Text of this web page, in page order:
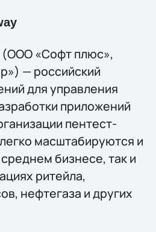
(ООО «Софт плюс»,
— российский
для управления
приложений
пентест-
масштабируются и
бизнесе, так и
ритейла,
нефтегаза и других